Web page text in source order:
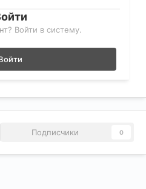
Войти в систему.
Подписчики 0